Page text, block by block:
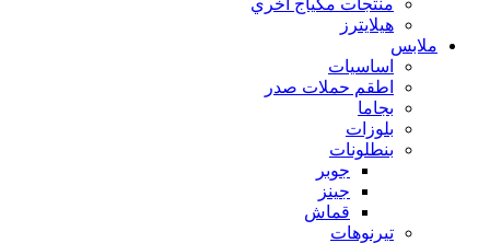
منتجات مكياج اخري
هيلايترز
ملابس
اساسيات
اطقم حملات صدر
بجاما
بلوزات
بنطلونات
جوبر
جينز
قماش
تيرنوهات